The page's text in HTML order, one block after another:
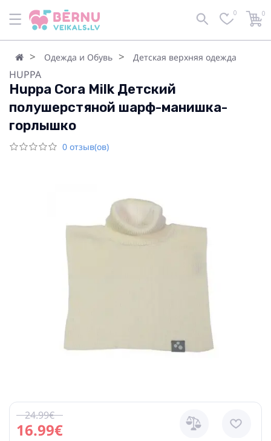
0 0
Одежда и Обувь Детская верхняя одежда
HUPPA
Huppa Cora Milk Детский
полушерстяной шарф-манишка-
горлышко
0 отзыв(ов)
16.99€
24.99€